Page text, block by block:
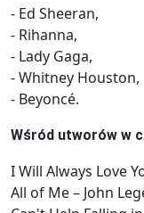
- Ed Sheeran,
- Rihanna,
- Lady Gaga,
- Whitney Houston,
- Beyoncé.
Wśród utworów w
I Will Always Love
All of Me – John